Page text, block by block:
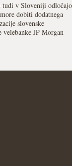
tudi v Sloveniji odločajo
dobiti doda­tnega
slo­venske
velebanke JP Morgan